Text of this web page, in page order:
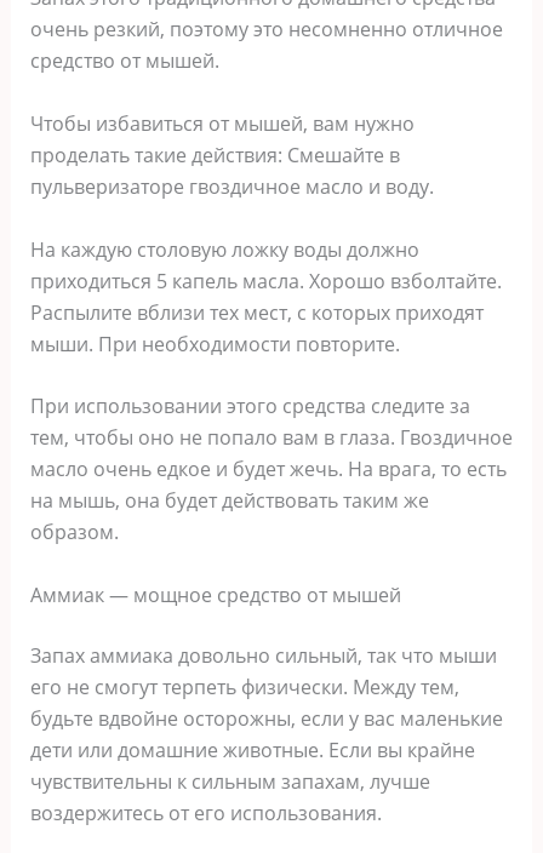
очень резкий, поэтому это несомненно отличное
средство от мышей.
Чтобы избавиться от мышей, вам нужно
проделать такие действия: Смешайте в
пульверизаторе гвоздичное масло и воду.
На каждую столовую ложку воды должно
приходиться 5 капель масла. Хорошо взболтайте.
Распылите вблизи тех мест, с которых приходят
мыши. При необходимости повторите.
При использовании этого средства следите за
тем, чтобы оно не попало вам в глаза. Гвоздичное
масло очень едкое и будет жечь. На врага, то есть
на мышь, она будет действовать таким же
образом.
Аммиак — мощное средство от мышей
Запах аммиака довольно сильный, так что мыши
его не смогут терпеть физически. Между тем,
будьте вдвойне осторожны, если у вас маленькие
дети или домашние животные. Если вы крайне
чувствительны к сильным запахам, лучше
воздержитесь от его использования.